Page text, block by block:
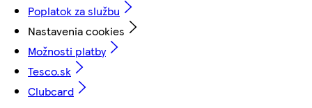
Poplatok za službu
Nastavenia cookies
Možnosti platby
Tesco.sk
Clubcard